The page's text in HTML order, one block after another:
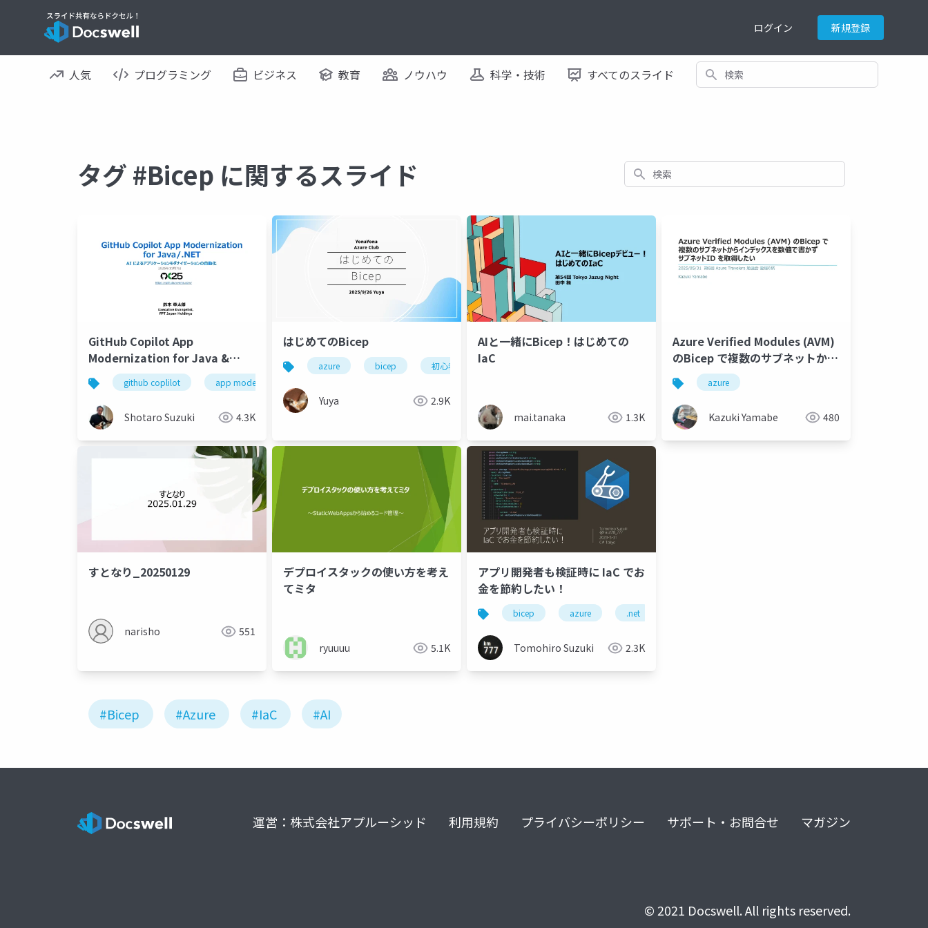
ログイン 新規登録
人気 プログラミング ビジネス 教育 ノウハウ 科学・技術 すべてのスライド 検索
タグ #Bicep に関するスライド 検索
GitHub Copilot App
Modernization for Java &
.NET
github coplilot app modernization azure container apps azure app service
Shotaro Suzuki 4.3K
はじめてのBicep
azure bicep 初心者
Yuya 2.9K
AIと一緒にBicep！はじめての
IaC
mai.tanaka 1.3K
Azure Verified Modules (AVM)
のBicep で複数のサブネットから
インデックスを数値で書かずサブ
ネットID を取得したい
azure
Kazuki Yamabe 480
すとなり_20250129
narisho 551
デプロイスタックの使い方を考え
てミタ
ryuuuu 5.1K
アプリ開発者も検証時に IaC でお
金を節約したい！
bicep azure .net
Tomohiro Suzuki 2.3K
#Bicep #Azure #IaC #AI
運営：株式会社アプルーシッド 利用規約 プライバシーポリシー サポート・お問合せ マガジン
© 2021 Docswell. All rights reserved.